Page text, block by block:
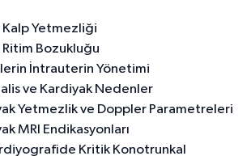
Yetmezliği
Bozukluğu
İntrauterin Yönetimi
ve Kardiyak Nedenler
Yetmezlik ve Doppler Parametreleri
MRI Endikasyonları
Kritik Konotrunkal